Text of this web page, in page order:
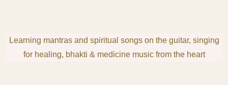
Learning mantras and spiritual songs on the guitar, singing
for healing, bhakti & medicine music from the heart